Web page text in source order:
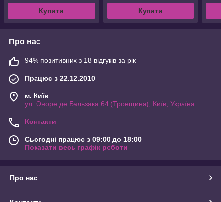
Купити Купити
Про нас
94% позитивних з 18 відгуків за рік
Працює з 22.12.2010
м. Київ
ул. Оноре де Бальзака 64 (Троещина), Київ, Україна
Контакти
Сьогодні працює з 09:00 до 18:00
Показати весь графік роботи
Про нас